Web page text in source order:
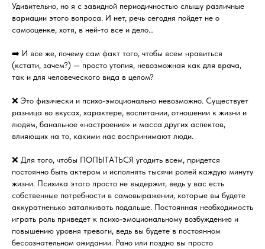
Удивительно, но я с завидной периодичностью слышу различные
вариации этого вопроса. И нет, речь сегодня пойдет не о
самооценке, хотя, в ней-то все и дело…
➡️ И все же, почему сам факт того, чтобы всем нравиться
(кстати, зачем?) —​ просто утопия, невозможная как для врача,
так и для человеческого вида в целом?
❌ Это физически и психо-эмоционально невозможно. Существует
разница во вкусах, характере, воспитании, отношении к жизни и
людям, банальное «настроение» и масса других аспектов,
влияющих на то, какими нас воспринимают люди.
❌ Для того, чтобы ПОПЫТАТЬСЯ угодить всем, придется
постоянно быть актером и исполнять тысячи ролей каждую минуту
жизни. Психика этого просто не выдержит, ведь у вас есть
собственные потребности в самовыражении, которые вы будете
аккуратненько заталкивать подальше. Постоянная необходимость
играть роль приведет к психо-эмоциональному возбуждению и
повышению уровня тревоги, ведь вы будете в постоянном
бессознательном ожидании. Рано или поздно вы просто